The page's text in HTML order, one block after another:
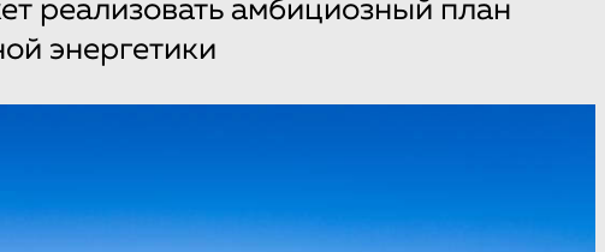
реализовать амбициозный план
энергетики